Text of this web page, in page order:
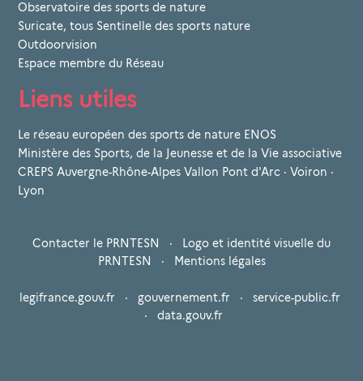
Observatoire des sports de nature
Suricate, tous Sentinelle des sports nature
Outdoorvision
Espace membre du Réseau
Liens utiles
Le réseau européen des sports de nature ENOS
Ministère des Sports, de la Jeunesse et de la Vie associative
CREPS Auvergne-Rhône-Alpes Vallon Pont d'Arc · Voiron ·
Lyon
Contacter le PRNTESN ·
Logo et identité visuelle du
PRNTESN
· Mentions légales
legifrance.gouv.fr · gouvernement.fr · service-public.fr
· data.gouv.fr